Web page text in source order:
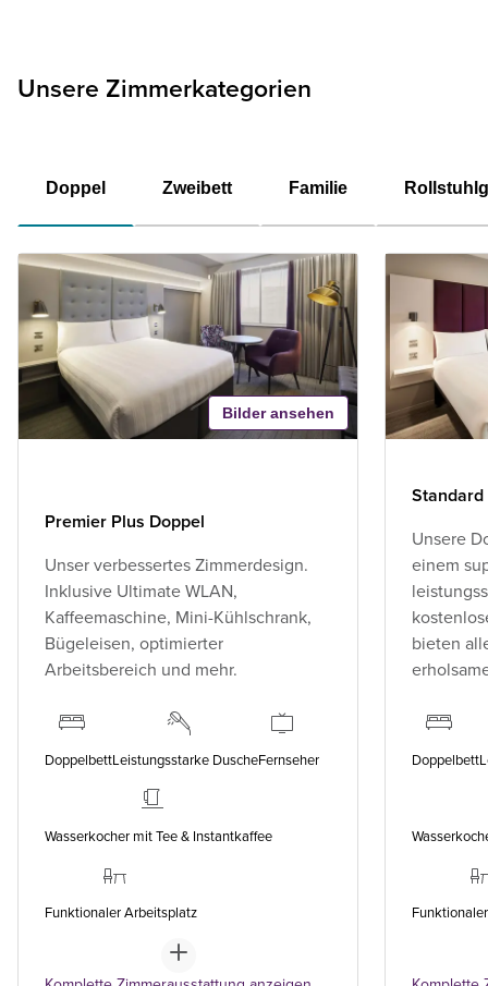
Unsere Zimmerkategorien
Doppel Zweibett Familie
Bilder ansehen
Premier Plus Doppel
Unser verbessertes Zimmerdesign.
Inklusive Ultimate WLAN,
Kaffeemaschine, Mini-Kühlschrank,
Bügeleisen, optimierter
Arbeitsbereich und mehr.
DoppelbettLeistungsstarke DuscheFernseher
Wasserkocher mit Tee & Instantkaffee
Funktionaler Arbeitsplatz
Standard
Unsere
einem
bieten
Doppelbett